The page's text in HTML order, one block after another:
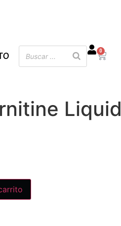
0
Liquid